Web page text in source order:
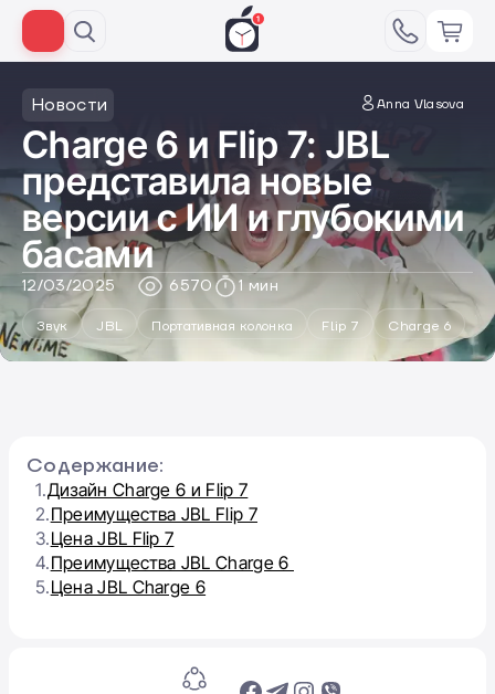
Новости Anna Vlasova
Charge 6 и Flip 7: JBL
представила новые
версии с ИИ и глубокими
басами
12/03/2025 6570 1 мин
Звук JBL Портативная колонка Flip 7 Charge 6
Содержание:
1.Дизайн Charge 6 и Flip 7
2.Преимущества JBL Flip 7
3.Цена JBL Flip 7
4.Преимущества JBL Charge 6
5.Цена JBL Charge 6